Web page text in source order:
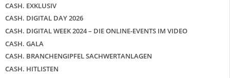
CASH. EXKLUSIV
CASH. DIGITAL DAY 2026
CASH. DIGITAL WEEK 2024 – DIE ONLINE-EVENTS IM VIDEO
CASH. GALA
CASH. BRANCHENGIPFEL SACHWERTANLAGEN
CASH. HITLISTEN